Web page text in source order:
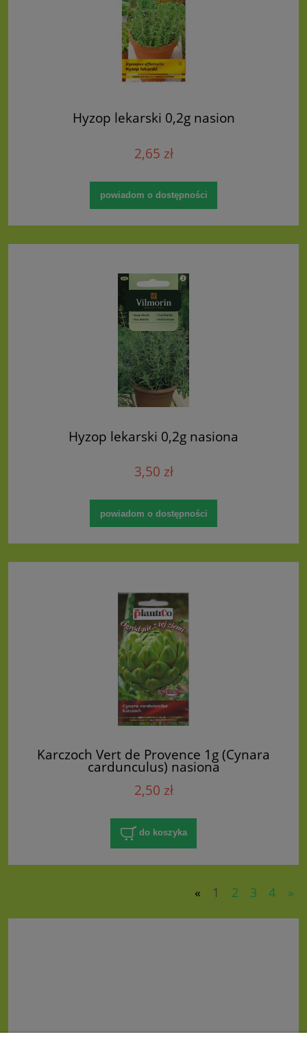
Hyzop lekarski 0,2g nasion
2,65 zł
powiadom o dostępności
Hyzop lekarski 0,2g nasiona
3,50 zł
powiadom o dostępności
Karczoch Vert de Provence 1g (Cynara
cardunculus) nasiona
2,50 zł
do koszyka
« 1 2 3 4 »